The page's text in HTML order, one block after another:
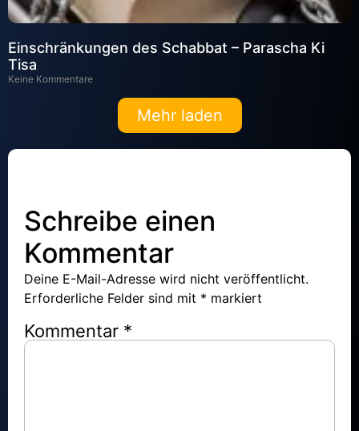
Einschränkungen des Schabbat – Parascha Ki
Tisa
Keine Kommentare
Mehr laden
Schreibe einen
Kommentar
Deine E-Mail-Adresse wird nicht veröffentlicht.
Erforderliche Felder sind mit * markiert
Kommentar *